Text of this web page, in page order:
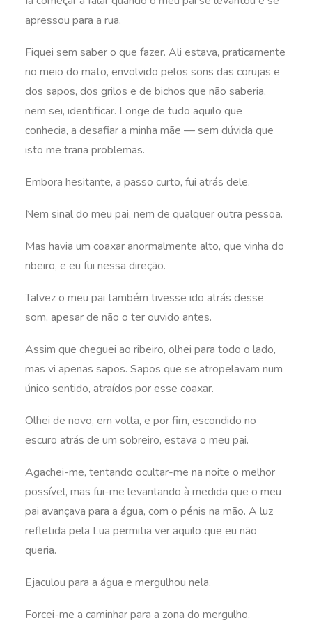
apressou para a rua.
Fiquei sem saber o que fazer. Ali estava, praticamente
no meio do mato, envolvido pelos sons das corujas e
dos sapos, dos grilos e de bichos que não saberia,
nem sei, identificar. Longe de tudo aquilo que
conhecia, a desafiar a minha mãe — sem dúvida que
isto me traria problemas.
Embora hesitante, a passo curto, fui atrás dele.
Nem sinal do meu pai, nem de qualquer outra pessoa.
Mas havia um coaxar anormalmente alto, que vinha do
ribeiro, e eu fui nessa direção.
Talvez o meu pai também tivesse ido atrás desse
som, apesar de não o ter ouvido antes.
Assim que cheguei ao ribeiro, olhei para todo o lado,
mas vi apenas sapos. Sapos que se atropelavam num
único sentido, atraídos por esse coaxar.
Olhei de novo, em volta, e por fim, escondido no
escuro atrás de um sobreiro, estava o meu pai.
Agachei-me, tentando ocultar-me na noite o melhor
possível, mas fui-me levantando à medida que o meu
pai avançava para a água, com o pénis na mão. A luz
refletida pela Lua permitia ver aquilo que eu não
queria.
Ejaculou para a água e mergulhou nela.
Forcei-me a caminhar para a zona do mergulho,